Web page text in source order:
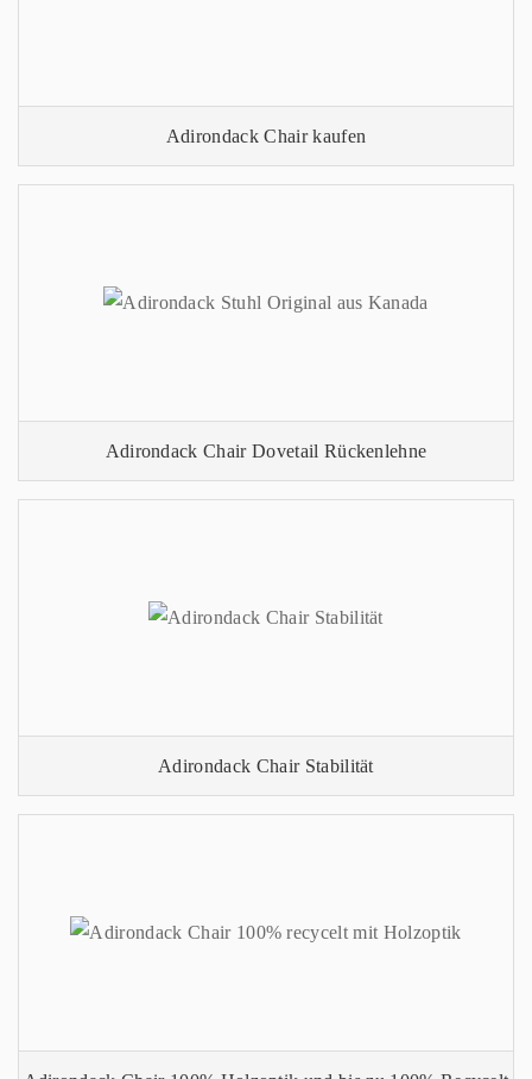
Adirondack Chair kaufen
Adirondack Chair Dovetail Rückenlehne
Adirondack Chair Stabilität